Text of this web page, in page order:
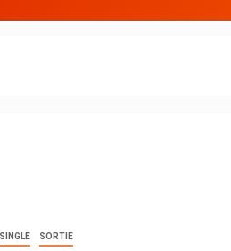
SINGLE SORTIE